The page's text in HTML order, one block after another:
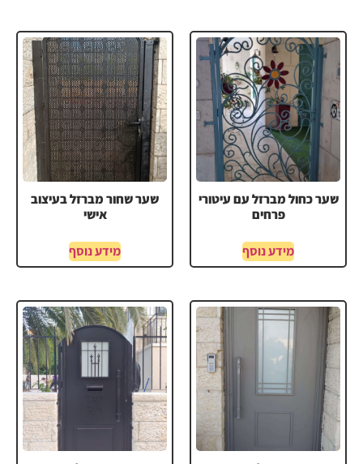
שער כחול מברזל עם עיטורי
פרחים
מידע נוסף
שער שחור מברזל בעיצוב
אישי
מידע נוסף